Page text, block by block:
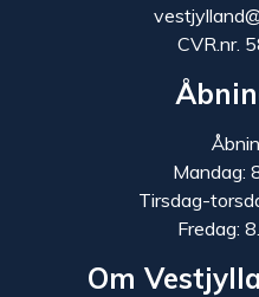
CVR.nr.
Mandag:
Tirsdag-
Fredag:
Om